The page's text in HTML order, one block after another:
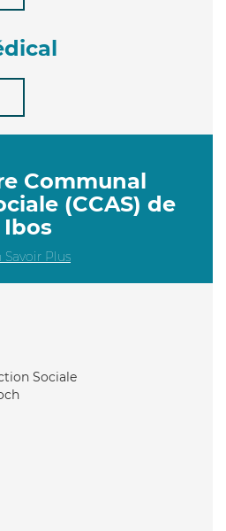
Communal
(CCAS) de
Ibos
Savoir Plus
Sociale